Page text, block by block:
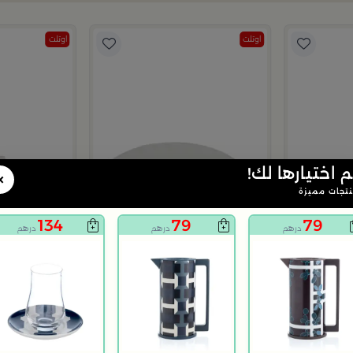
اختيارها لك!
مميزة
79 درهم 79 درهم 134 درهم
اوتلت اوتلت